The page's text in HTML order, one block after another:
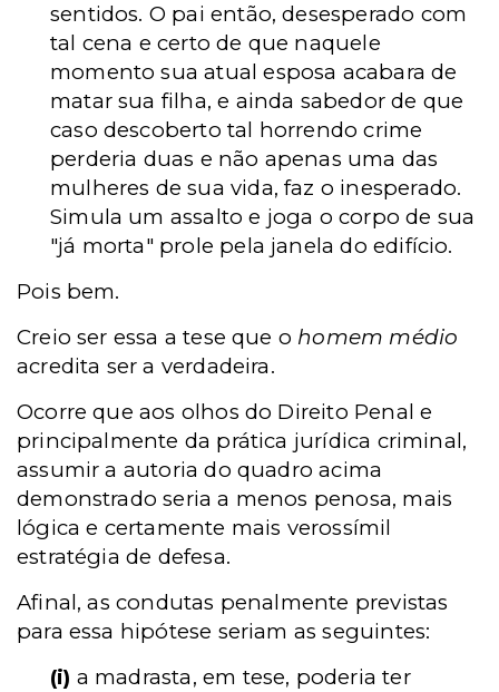
sentidos. O pai então, desesperado com
tal cena e certo de que naquele
momento sua atual esposa acabara de
matar sua filha, e ainda sabedor de que
caso descoberto tal horrendo crime
perderia duas e não apenas uma das
mulheres de sua vida, faz o inesperado.
Simula um assalto e joga o corpo de sua
"já morta" prole pela janela do edifício.
Pois bem.
Creio ser essa a tese que o homem médio
acredita ser a verdadeira.
Ocorre que aos olhos do Direito Penal e
principalmente da prática jurídica criminal,
assumir a autoria do quadro acima
demonstrado seria a menos penosa, mais
lógica e certamente mais verossímil
estratégia de defesa.
Afinal, as condutas penalmente previstas
para essa hipótese seriam as seguintes:
(i) a madrasta, em tese, poderia ter